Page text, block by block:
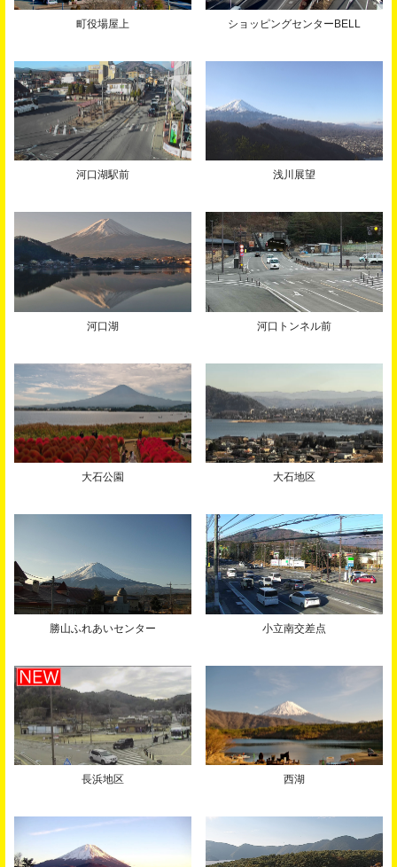
町役場屋上 ショッピングセンターBELL
河口湖駅前 浅川展望
河口湖 河口トンネル前
大石公園 大石地区
勝山ふれあいセンター 小立南交差点
長浜地区 西湖